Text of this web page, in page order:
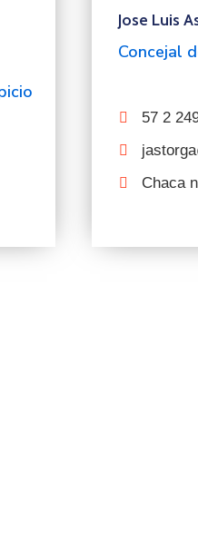
Jose Luis
Concejal
57 2
Chaca